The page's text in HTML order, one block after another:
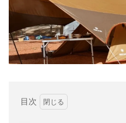
目次
冷凍餃子
回鍋肉
低糖質
ビビゴ
なにわ
パックご飯
ハロウィ
マンドゥ
ラーメンJourney